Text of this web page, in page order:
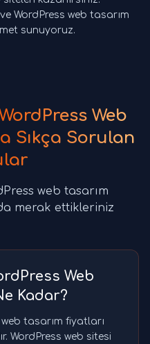
WordPress web tasarım
sunuyoruz.
Web
Sıkça Sorulan
web tasarım
merak ettikleriniz
Web
Kadar?
tasarım fiyatları
WordPress web sitesi